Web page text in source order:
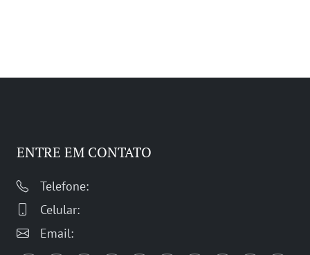
ENTRE EM CONTATO
Telefone:
Celular:
Email: